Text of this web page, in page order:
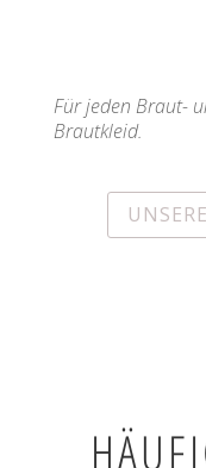
Für jeden Braut-
Brautkleid.